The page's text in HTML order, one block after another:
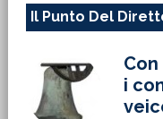
Il Punto Del
i